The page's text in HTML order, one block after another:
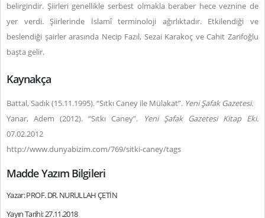
belirgindir. Şiirleri genellikle serbest olmakla beraber hece veznine de
yer verdi. Şiirlerinde İslamî terminoloji ağırlıktadır. Etkilendiği ve
beslendiği şairler arasında Necip Fazıl, Sezai Karakoç ve Cahit Zarifoğlu
başta gelir.
Kaynakça
Battal, Sadık (15.11.1995). “Sıtkı Caney ile Mülakat”. Yeni Şafak Gazetesi.
Yanar, Adem (2012). “Sıtkı Caney”.
Yeni Şafak Gazetesi Kitap Eki.
07.02.2012
http://www.dunyabizim.com/769/sitki-caney/tags
Madde Yazım Bilgileri
Yazar: PROF. DR. NURULLAH ÇETİN
Yayın Tarihi: 27.11.2018